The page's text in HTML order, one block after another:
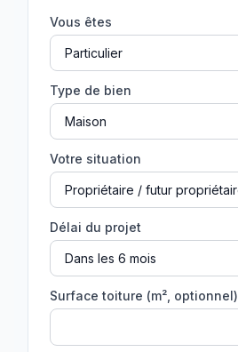
Vous êtes
Type de bien
Votre situation
Délai du projet
Surface toiture (m², optionnel)